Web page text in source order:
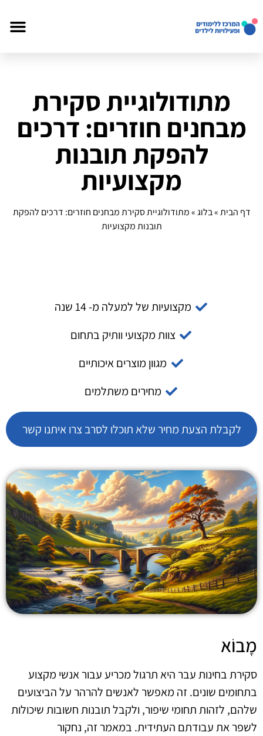
מתודולוגיית סקירת
מבחנים חוזרים: דרכים
להפקת תובנות
מקצועיות
דף הבית»בלוג»מתודולוגיית סקירת מבחנים חוזרים: דרכים להפקת
תובנות מקצועיות
מקצועיות של למעלה מ- 14 שנה
צוות מקצועי וותיק בתחום
מגוון מוצרים איכותיים
מחירים משתלמים
לקבלת הצעת מחיר שלא תוכלו לסרב צרו איתנו קשר
מָבוֹא
סקירת בחינות עבר היא תרגול מכריע עבור אנשי מקצוע
בתחומים שונים. זה מאפשר לאנשים להרהר על הביצועים
שלהם, לזהות תחומי שיפור, ולקבל תובנות חשובות שיכולות
לשפר את עבודתם העתידית. במאמר זה, נחקור